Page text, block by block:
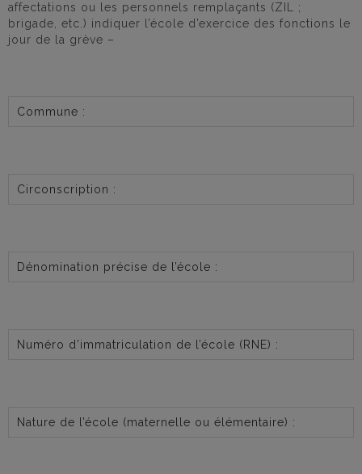
affectations ou les personnels remplaçants (ZIL ;
brigade, etc.) indiquer l’école d’exercice des fonctions le
jour de la grève –
Commune :
Circonscription :
Dénomination précise de l’école :
Numéro d’immatriculation de l’école (RNE) :
Nature de l’école (maternelle ou élémentaire) :